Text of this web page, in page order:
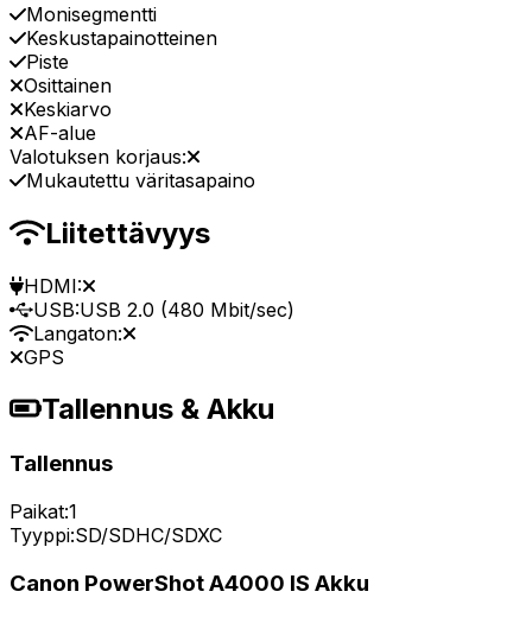
Monisegmentti
Keskustapainotteinen
Piste
Osittainen
Keskiarvo
AF-alue
Valotuksen korjaus:
Mukautettu väritasapaino
Liitettävyys
HDMI:
USB:USB 2.0 (480 Mbit/sec)
Langaton:
GPS
Tallennus & Akku
Tallennus
Paikat:1
Tyyppi:SD/SDHC/SDXC
Canon PowerShot A4000 IS Akku